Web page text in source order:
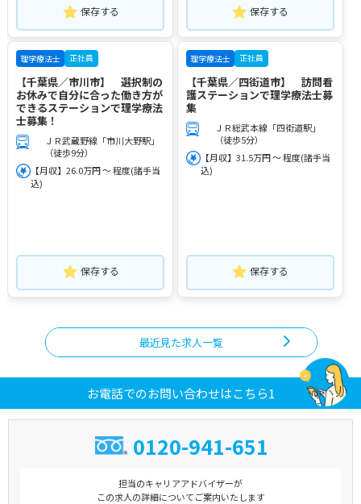
保存する 保存する
理学療法士 正社員
【千葉県／市川市】 選択制の
お休みで自分に合った働き方が
できるステーションで理学療法
士募集！
ＪＲ武蔵野線「市川大野駅」
（徒歩9分）
【月収】26.0万円 ～ 程度(諸手当
込)
保存する
理学療法士 正社員
【千葉県／四街道市】 訪問看
護ステーションで理学療法士募
集
ＪＲ総武本線「四街道駅」
（徒歩5分）
【月収】31.5万円 ～ 程度(諸手当
込)
保存する
最近見た求人一覧
お電話でのお問い合わせはこちら1
0120-941-651
担当のキャリアアドバイザーが
この求人の詳細についてご案内いたします